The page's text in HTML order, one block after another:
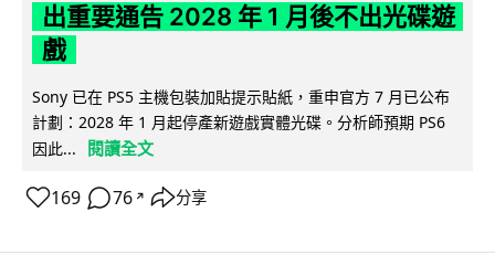
出重要通告 2028 年 1 月後不出光碟遊
戲
Sony 已在 PS5 主機包裝加貼提示貼紙，重申官方 7 月已公布
計劃：2028 年 1 月起停產新遊戲實體光碟。分析師預期 PS6
因此...
閱讀全文
169 76 ↗ 分享